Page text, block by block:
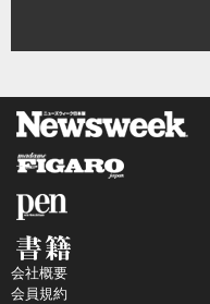
会社概要
会員規約